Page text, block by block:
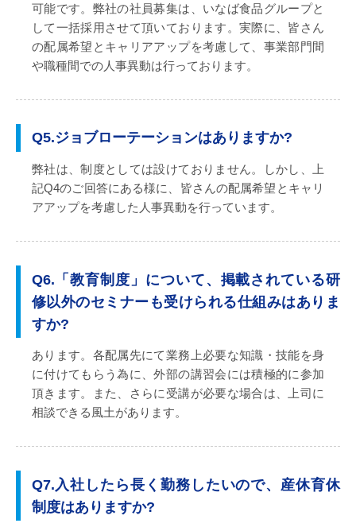
可能です。弊社の社員募集は、いなば食品グループと
して一括採用させて頂いております。実際に、皆さん
の配属希望とキャリアアップを考慮して、事業部門間
や職種間での人事異動は行っております。
Q5.ジョブローテーションはありますか?
弊社は、制度としては設けておりません。しかし、上
記Q4のご回答にある様に、皆さんの配属希望とキャリ
アアップを考慮した人事異動を行っています。
Q6.「教育制度」について、掲載されている研
修以外のセミナーも受けられる仕組みはありま
すか?
あります。各配属先にて業務上必要な知識・技能を身
に付けてもらう為に、外部の講習会には積極的に参加
頂きます。また、さらに受講が必要な場合は、上司に
相談できる風土があります。
Q7.入社したら長く勤務したいので、産休育休
制度はありますか?